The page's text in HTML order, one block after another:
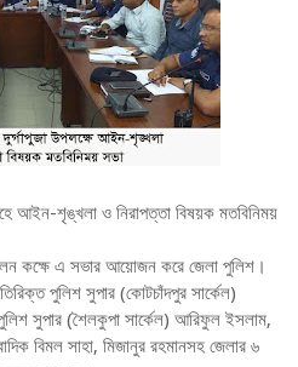
আইন-শৃঙ্খলা ও নিরাপত্তা বিষয়ক মতবিনিময়
কক্ষে এ সভার আয়োজন করে জেলা পুলিশ।
পুলিশ সুপার (কোটচাঁদপুর সার্কেল)
সুপার (শৈলকুপা সার্কেল) আরিফুল ইসলাম,
বিমল সাহা, মিজানুর রহমানসহ জেলার ৬